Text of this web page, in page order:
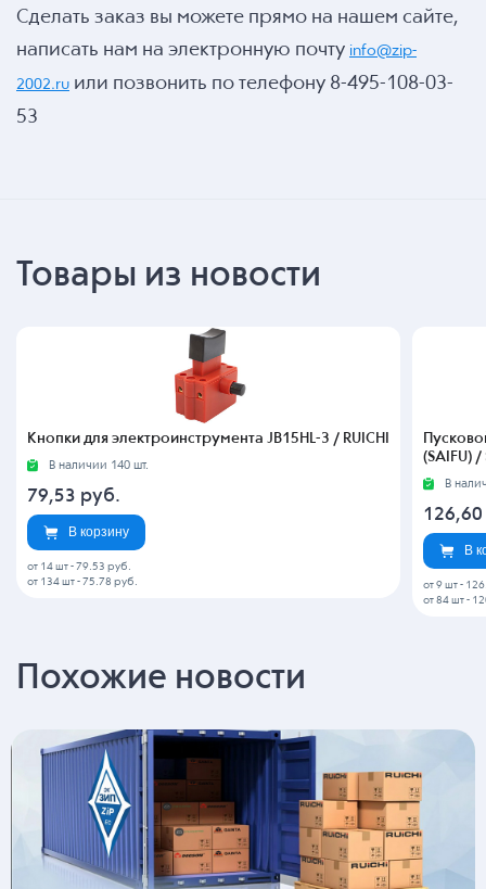
Сделать заказ вы можете прямо на нашем сайте,
написать нам на электронную почту info@zip-
2002.ru или позвонить по телефону 8-495-108-03-
53
Товары из новости
Кнопки для электроинструмента JB15HL-3 / RUICHI
В наличии 140 шт.
79,53 руб.
В корзину
от 14 шт -79.53 руб.
от 134 шт -75.78 руб.
(SAIFU) /
В
В
от 9 шт -
от 84 шт -
Похожие новости